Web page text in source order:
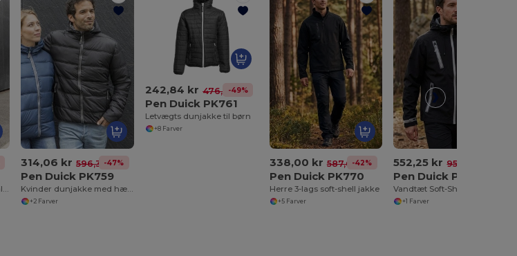
Mænds dunjakke med lynlås
314,06 kr 596,33 kr
-47%
Pen Duick PK759
Kvinder dunjakke med hætte
+2 Farver
242,84 kr 476,88 kr
-49%
Pen Duick PK761
Letvægts dunjakke til børn
+8 Farver
338,00 kr 587,60 kr
-42%
Pen Duick PK770
Herre 3-lags soft-shell jakke
+5 Farver
552,25 kr 954,63 kr
Pen Duick PK799
+1 Farver